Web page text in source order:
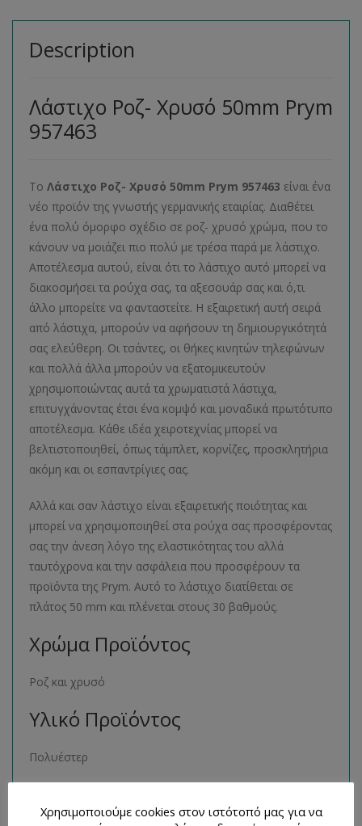
Description
Λάστιχο Ροζ- Χρυσό 50mm Prym
957463
Το Λάστιχο Ροζ- Χρυσό 50mm Prym 957463 είναι ένα
νέο προϊόν της γνωστής γερμανικής εταιρίας. Διαθέτει
ένα πολύ όμορφο σχέδιο σε ροζ- χρυσό χρώμα, που το
κάνουν να μοιάζει πιο πολύ με τρέσα παρά με λάστιχο.
Αποτέλεσμα αυτού, είναι ότι το λάστιχο αυτό μπορεί να
διακοσμήσει τα ρούχα σας, τα αξεσουάρ σας και ό,τι
άλλο μπορείτε να φανταστείτε. Η εξαιρετική αυτή σειρά
από λάστιχα, μπορούν να αφήσουν τη δημιουργικότητά
σας ελεύθερη. Οι τσάντες, οι θήκες κινητών τηλεφώνων
και πολλά άλλα μπορούν να εξατομικευτούν
χρησιμοποιώντας αυτά τα χρωματιστά λάστιχα,
επιτυγχάνοντας έτσι ένα κομψό και μοναδικά πρωτότυπο
αποτέλεσμα. Κάθε ιδέα χειροτεχνίας μπορεί να
βελτιστοποιηθεί, όπως τάμπλετ, κορνίζες, προσκλητήρια
ακόμη και οι εσπαντρίγιες σας.
Αλλά και σαν λάστιχο είναι εξαιρετικής ποιότητας και
μπορεί να χρησιμοποιηθεί στα ρούχα σας προσφέροντας
σας την άνεση λόγο της ελαστικότητας του αλλά
ταυτόχρονα και την ασφάλεια που προσφέρουν τα
προϊόντα της Prym. Αυτό το λάστιχο διατίθεται σε
πλάτος 50 mm και πλένεται στους 30 βαθμούς.
Χρώμα Προϊόντος
Ροζ και χρυσό
Υλικό Προϊόντος
Πολυέστερ
Χρησιμοποιούμε cookies στον ιστότοπό μας για να